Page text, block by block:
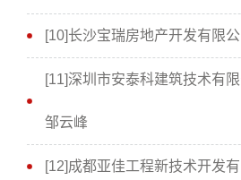
[10]长沙宝瑞房地产开发有限
[11]深圳市安泰科建筑技术有
邹云峰
[12]成都亚佳工程新技术开发